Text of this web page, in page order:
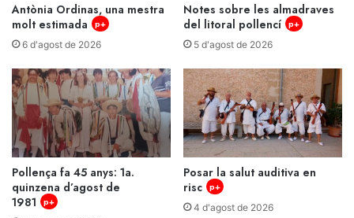
Antònia Ordinas, una mestra
molt estimada
p+
6 d'agost de 2026
Notes sobre les almadraves
del litoral pollencí p+
5 d'agost de 2026
Pollença fa 45 anys: 1a.
quinzena d’agost de
1981
p+
Posar la salut auditiva en
risc p+
4 d'agost de 2026